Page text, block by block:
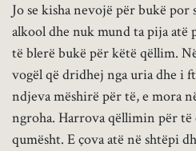
Jo se kisha nevojë për bukë por
alkool dhe nuk mund ta pija atë
të blerë bukë për këtë qëllim.
vogël që dridhej nga uria dhe i
ndjeva mëshirë për të, e mora
ngroha. Harrova qëllimin për të
qumësht. E çova atë në shtëpi